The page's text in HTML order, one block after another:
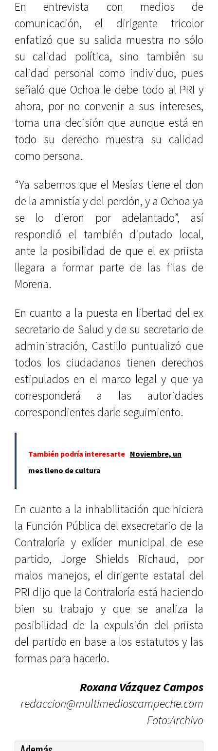
En entrevista con medios de
comunicación, el dirigente tricolor
enfatizó que su salida muestra no sólo
su calidad política, sino también su
calidad personal como individuo, pues
señaló que Ochoa le debe todo al PRI y
ahora, por no convenir a sus intereses,
toma una decisión que aunque está en
todo su derecho muestra su calidad
como persona.
“Ya sabemos que el Mesías tiene el don
de la amnistía y del perdón, y a Ochoa ya
se lo dieron por adelantado”, así
respondió el también diputado local,
ante la posibilidad de que el ex priista
llegara a formar parte de las filas de
Morena.
En cuanto a la puesta en libertad del ex
secretario de Salud y de su secretario de
administración, Castillo puntualizó que
todos los ciudadanos tienen derechos
estipulados en el marco legal y que ya
corresponderá a las autoridades
correspondientes darle seguimiento.
También podría interesarte Noviembre, un
mes lleno de cultura
En cuanto a la inhabilitación que hiciera
la Función Pública del exsecretario de la
Contraloría y exlíder municipal de ese
partido, Jorge Shields Richaud, por
malos manejos, el dirigente estatal del
PRI dijo que la Contraloría está haciendo
bien su trabajo y que se analiza la
posibilidad de la expulsión del priista
del partido en base a los estatutos y las
formas para hacerlo.
Roxana Vázquez Campos
redaccion@multimedioscampeche.com
Foto:Archivo